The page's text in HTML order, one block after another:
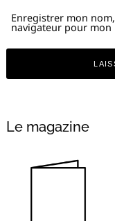
Enregistrer mon
navigateur pour
Le magazine